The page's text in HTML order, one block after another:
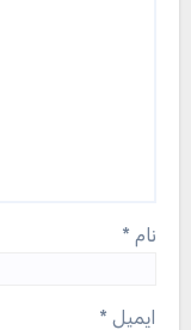
نام *
ایمیل *